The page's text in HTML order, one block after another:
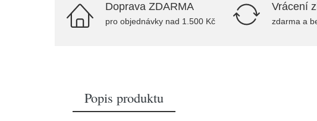
Doprava ZDARMA
pro objednávky nad 1.500 Kč
Vrácení
zdarma a
Popis produktu